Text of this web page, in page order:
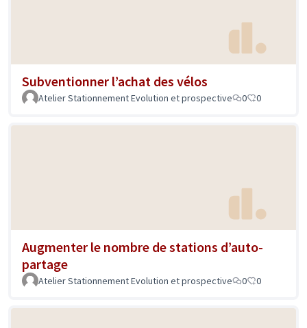
Subventionner l’achat des vélos
Atelier Stationnement Evolution et prospective 0 0
Augmenter le nombre de stations d’auto-
partage
Atelier Stationnement Evolution et prospective 0 0